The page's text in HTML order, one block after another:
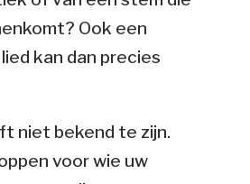
Ook een
kan dan precies
niet bekend te zijn.
voor wie uw